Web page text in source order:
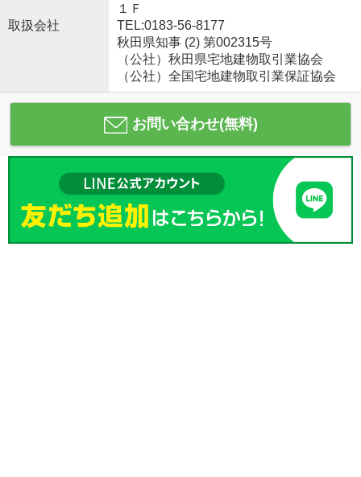
取扱会社
１Ｆ
TEL:0183-56-8177
秋田県知事 (2) 第002315号
（公社）秋田県宅地建物取引業協会
（公社）全国宅地建物取引業保証協会
お問い合わせ(無料)